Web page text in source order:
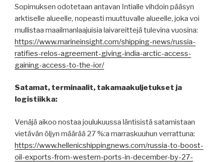
Sopimuksen odotetaan antavan Intialle vihdoin pääsyn
arktiselle alueelle, nopeasti muuttuvalle alueelle, joka voi
mullistaa maailmanlaajuisia laivareittejä tulevina vuosina:
https://www.marineinsight.com/shipping-news/russia-
ratifies-relos-agreement-giving-india-arctic-access-
gaining-access-to-the-ior/
Satamat, terminaalit, takamaakuljetukset ja
logistiikka:
Venäjä aikoo nostaa joulukuussa läntisistä satamistaan
vietävän öljyn määrää 27 %:a marraskuuhun verrattuna:
https://www.hellenicshippingnews.com/russia-to-boost-
oil-exports-from-western-ports-in-december-by-27-